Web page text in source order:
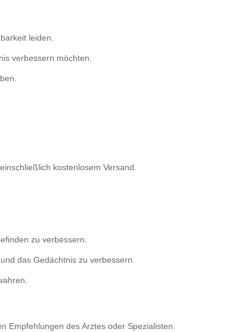
leiden.
verbessern möchten.
kostenlosem Versand.
zu verbessern.
das Gedächtnis zu verbessern.
Empfehlungen des Arztes oder Spezialisten.